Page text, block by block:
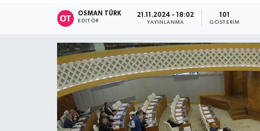
OSMAN TÜRK
EDITÖR
21.11.2024 - 18:02
YAYINLANMA
101
GÖSTERIM